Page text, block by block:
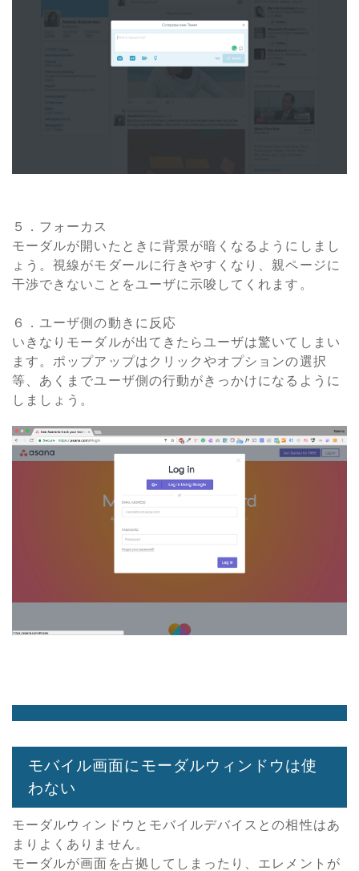
５．フォーカス
モーダルが開いたときに背景が暗くなるようにしまし
ょう。視線がモダールに行きやすくなり、親ページに
干渉できないことをユーザに示唆してくれます。
６．ユーザ側の動きに反応
いきなりモーダルが出てきたらユーザは驚いてしまい
ます。ポップアップはクリックやオプションの選択
等、あくまでユーザ側の行動がきっかけになるように
しましょう。
モバイル画面にモーダルウィンドウは使
わない
モーダルウィンドウとモバイルデバイスとの相性はあ
まりよくありません。
モーダルが画面を占拠してしまったり、エレメントが